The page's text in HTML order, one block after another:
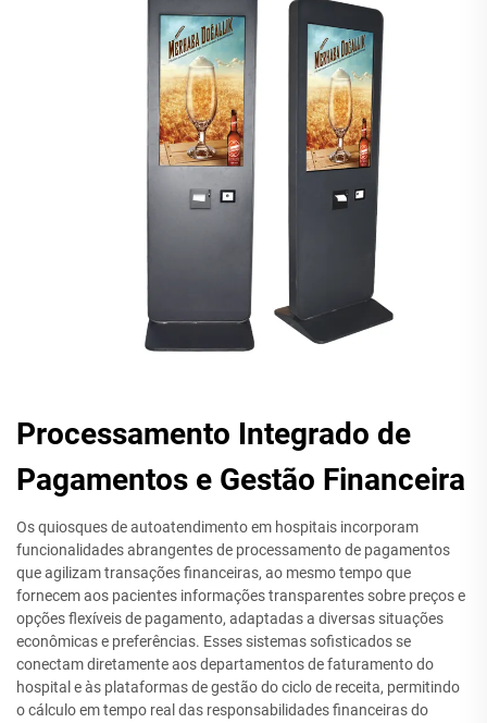
Processamento Integrado de
Pagamentos e Gestão Financeira
Os quiosques de autoatendimento em hospitais incorporam
funcionalidades abrangentes de processamento de pagamentos
que agilizam transações financeiras, ao mesmo tempo que
fornecem aos pacientes informações transparentes sobre preços e
opções flexíveis de pagamento, adaptadas a diversas situações
econômicas e preferências. Esses sistemas sofisticados se
conectam diretamente aos departamentos de faturamento do
hospital e às plataformas de gestão do ciclo de receita, permitindo
o cálculo em tempo real das responsabilidades financeiras do